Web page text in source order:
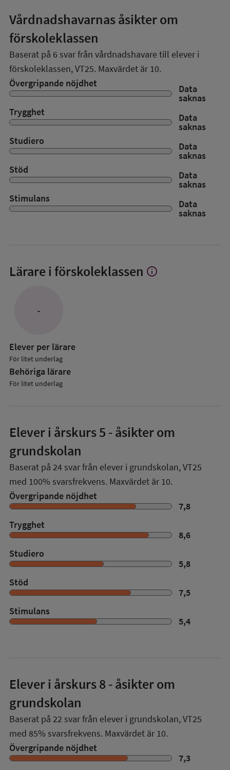
Vårdnadshavarnas åsikter om
förskoleklassen
Baserat på 6 svar från vårdnadshavare till elever i
förskoleklassen,VT25. Maxvärdet är 10.
Övergripande nöjdhet
Data
saknas
Trygghet
Data
saknas
Studiero
Data
saknas
Stöd
Data
saknas
Stimulans
Data
saknas
Lärare i förskoleklassen Visa
info
-
Elever per lärare
För litet underlag
Behöriga lärare
För litet underlag
Elever i årskurs 5 - åsikter om
grundskolan
Baserat på 24 svar från elever i grundskolan,VT25
med 100% svarsfrekvens. Maxvärdet är 10.
Övergripande nöjdhet
7,8
Trygghet
8,6
Studiero
5,8
Stöd
7,5
Stimulans
5,4
Elever i årskurs 8- åsikter om
grundskolan
Baserat på 22 svar från elever i grundskolan,VT25
med 85% svarsfrekvens. Maxvärdet är 10.
Övergripande nöjdhet
7,3